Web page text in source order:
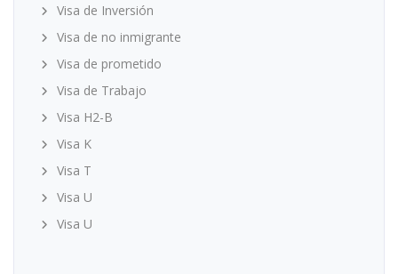
Visa de Inversión
Visa de no inmigrante
Visa de prometido
Visa de Trabajo
Visa H2-B
Visa K
Visa T
Visa U
Visa U